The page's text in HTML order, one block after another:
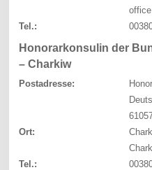
Tel.:
Honorarkonsulin der
– Charkiw
Postadresse:
Ort:
Tel.: